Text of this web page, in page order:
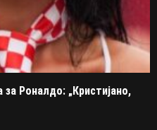
Роналдо: „Кристијано,